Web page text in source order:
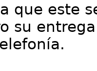
que este
su